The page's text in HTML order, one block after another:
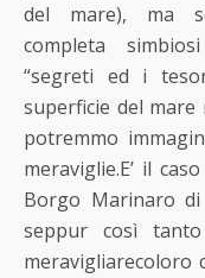
del mare), ma
completa
“segreti ed i
superficie del
potremmo
meraviglie.E’ il
Borgo Marinaro
seppur così
meravigliarecoloro